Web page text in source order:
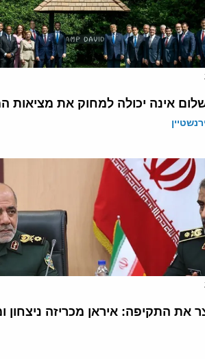
אינה יכולה למחוק את מציאות
את התקיפה: איראן מכריזה ניצחון